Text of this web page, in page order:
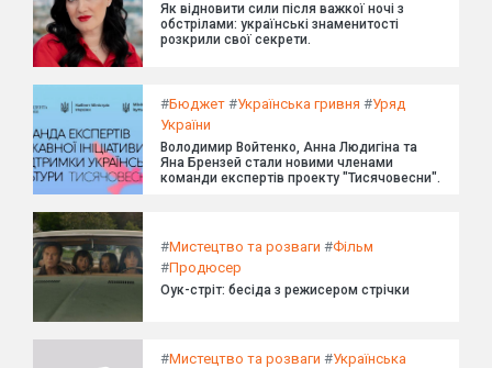
Як відновити сили після важкої ночі з
обстрілами: українські знаменитості
розкрили свої секрети.
#Бюджет #Українська гривня #Уряд
України
Володимир Войтенко, Анна Людигіна та
Яна Брензей стали новими членами
команди експертів проекту "Тисячовесни".
#Мистецтво та розваги #Фільм
#Продюсер
Оук-стріт: бесіда з режисером стрічки
#Мистецтво та розваги #Українська